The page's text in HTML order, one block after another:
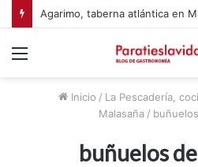
Agarimo, taberna atlántica en
Inicio / La Pescadería,
Malasaña /
buñuelos